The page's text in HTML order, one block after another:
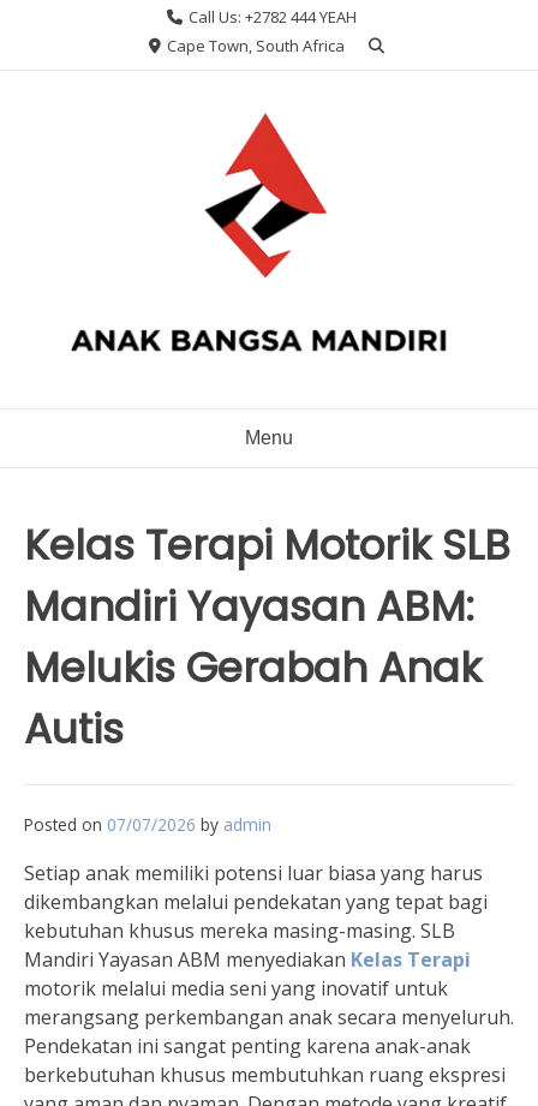
Call Us: +2782 444 YEAH
Cape Town, South Africa
Menu
Kelas Terapi Motorik SLB
Mandiri Yayasan ABM:
Melukis Gerabah Anak
Autis
Posted on 07/07/2026 by admin
Setiap anak memiliki potensi luar biasa yang harus
dikembangkan melalui pendekatan yang tepat bagi
kebutuhan khusus mereka masing-masing. SLB
Mandiri Yayasan ABM menyediakan Kelas Terapi
motorik melalui media seni yang inovatif untuk
merangsang perkembangan anak secara menyeluruh.
Pendekatan ini sangat penting karena anak-anak
berkebutuhan khusus membutuhkan ruang ekspresi